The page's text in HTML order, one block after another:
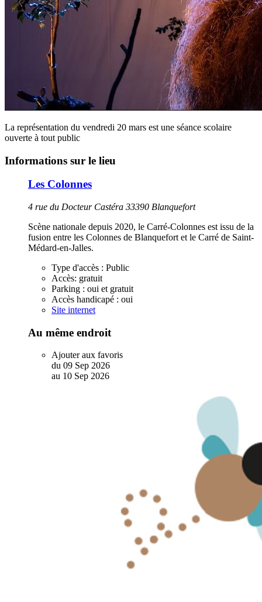
La représentation du vendredi 20 mars est une séance scolaire
ouverte à tout public
Informations sur le lieu
Les Colonnes
4 rue du Docteur Castéra 33390 Blanquefort
Scène nationale depuis 2020, le Carré-Colonnes est issu de la
fusion entre les Colonnes de Blanquefort et le Carré de Saint-
Médard-en-Jalles.
Type d'accès : Public
Accès: gratuit
Parking : oui et gratuit
Accès handicapé : oui
Site internet
Au même endroit
Ajouter aux favoris
du 09 Sep 2026
au 10 Sep 2026